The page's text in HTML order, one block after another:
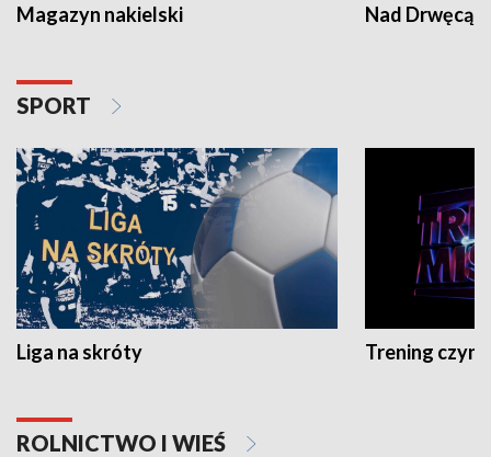
Magazyn nakielski Nad Drwęcą
SPORT
Liga na skróty Trening czyni
ROLNICTWO I WIEŚ